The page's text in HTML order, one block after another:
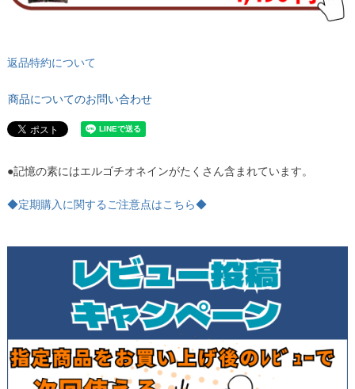
返品特約について
商品についてのお問い合わせ
●記憶の素にはエルゴチオネインがたくさん含まれています。
◆定期購入に関するご注意点はこちら◆